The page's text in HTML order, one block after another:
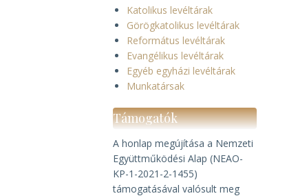
Katolikus levéltárak
Görögkatolikus levéltárak
Református levéltárak
Evangélikus levéltárak
Egyéb egyházi levéltárak
Munkatársak
Támogatók
A honlap megújítása a Nemzeti
Együttműködési Alap (NEAO-
KP-1-2021-2-1455)
támogatásával valósult meg